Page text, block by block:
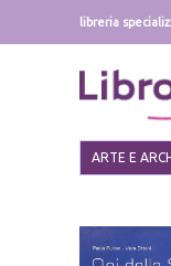
libreria
ARTE E